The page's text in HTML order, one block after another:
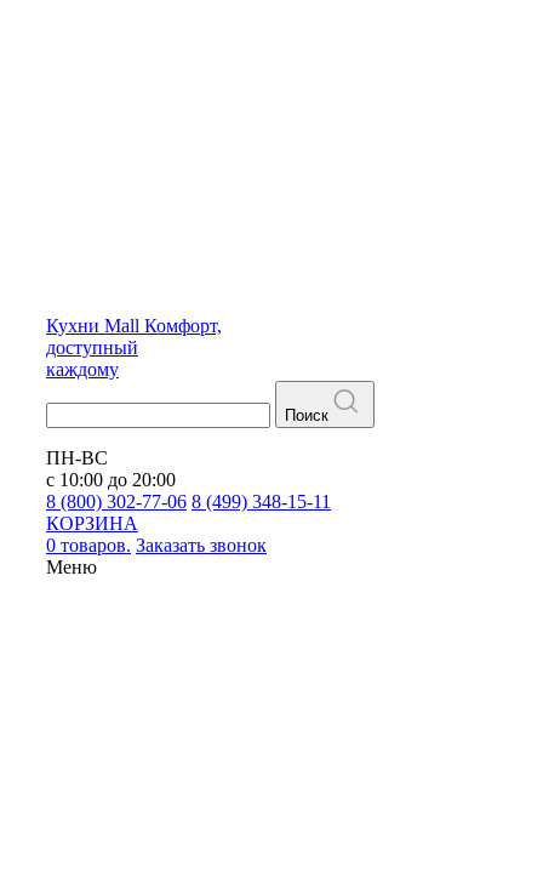
Кухни Mall Комфорт,
доступный
каждому
Поиск
ПН-ВС
с 10:00 до 20:00
8 (800) 302-77-06 8 (499) 348-15-11
КОРЗИНА
0 товаров. Заказать звонок
Меню